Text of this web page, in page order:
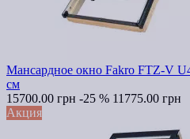
Мансардное окно Fakro FTZ-V
см
15700.00 грн -25 % 11775.00 грн
Акция